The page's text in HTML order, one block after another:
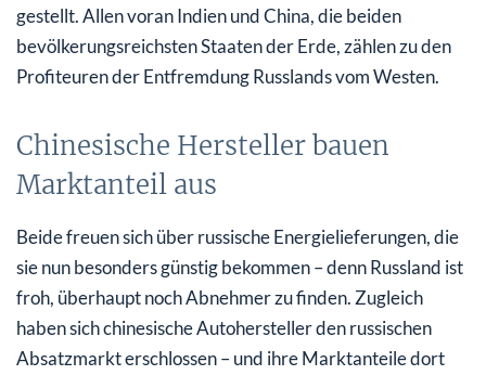
gestellt. Allen voran Indien und China, die beiden
bevölkerungsreichsten Staaten der Erde, zählen zu den
Profiteuren der Entfremdung Russlands vom Westen.
Chinesische Hersteller bauen
Marktanteil aus
Beide freuen sich über russische Energielieferungen, die
sie nun besonders günstig bekommen – denn Russland ist
froh, überhaupt noch Abnehmer zu finden. Zugleich
haben sich chinesische Autohersteller den russischen
Absatzmarkt erschlossen – und ihre Marktanteile dort